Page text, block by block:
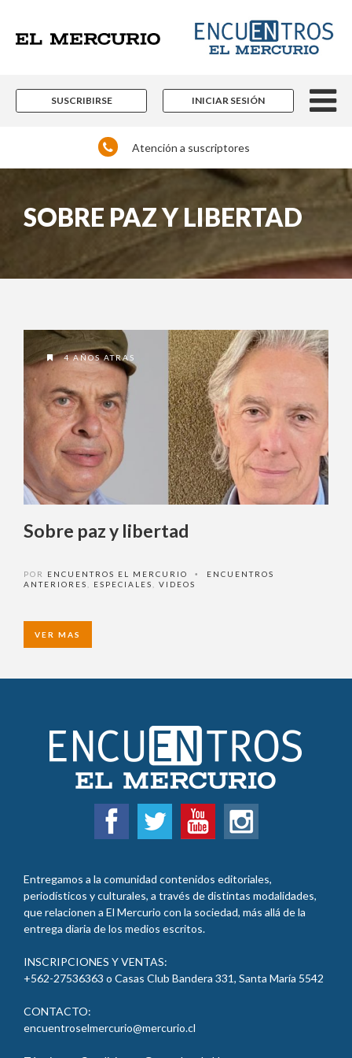
SUSCRIBIRSE INICIAR SESIÓN
Atención a suscriptores
SOBRE PAZ Y LIBERTAD
4 AÑOS ATRAS
Sobre paz y libertad
POR ENCUENTROS EL MERCURIO •
ENCUENTROS
ANTERIORES
ESPECIALES VIDEOS
VER MAS
Entregamos a la comunidad contenidos editoriales,
periodísticos y culturales, a través de distintas modalidades,
que relacionen a El Mercurio con la sociedad, más allá de la
entrega diaria de los medios escritos.
INSCRIPCIONES Y VENTAS:
+562-27536363 o Casas Club Bandera 331, Santa María 5542
CONTACTO:
encuentroselmercurio@mercurio.cl